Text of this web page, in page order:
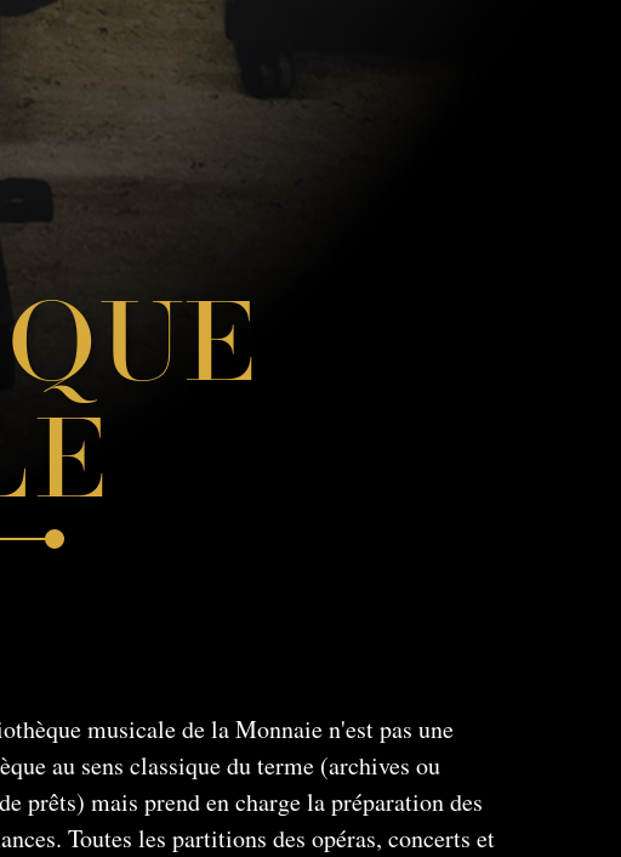
musicale de la Monnaie n'est pas une
au sens classique du terme (archives ou
prêts) mais prend en charge la préparation des
Toutes les partitions des opéras, concerts et